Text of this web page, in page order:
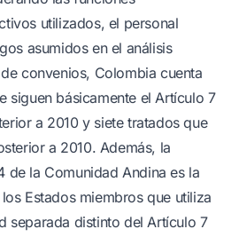
utilizados, el personal
asumidos en el análisis
convenios, Colombia cuenta
siguen básicamente el Artículo 7
a 2010 y siete tratados que
a 2010. Además, la
de la Comunidad Andina es la
Estados miembros que utiliza
separada distinto del Artículo 7